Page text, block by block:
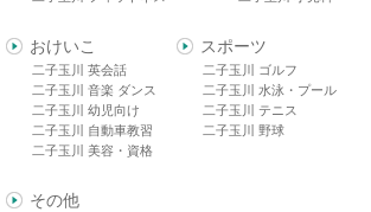
おけいこ
二子玉川 英会話
二子玉川 音楽 ダンス
二子玉川 幼児向け
二子玉川 自動車教習
二子玉川 美容・資格
スポーツ
二子玉川 ゴルフ
二子玉川 水泳・プール
二子玉川 テニス
二子玉川 野球
その他